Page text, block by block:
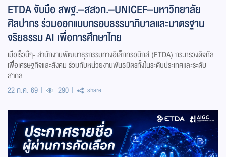
ETDA จับมือ สพฐ.–สสวท.–UNICEF–มหาวิทยาลัย
ศิลปากร ร่วมออกแบบกรอบธรรมาภิบาลและมาตรฐาน
จริยธรรม AI เพื่อการศึกษาไทย
เมื่อเร็วนี้ๆ- สำนักงานพัฒนาธุรกรรมทางอิเล็กทรอนิกส์ (ETDA) กระทรวงดิจิทัล
เพื่อเศรษฐกิจและสังคม ร่วมกับหน่วยงานพันธมิตรทั้งในระดับประเทศและระดับ
สากล
22 ก.ค. 69
290 share